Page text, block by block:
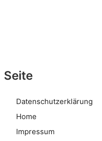
Seite
Datenschutzerklärung
Home
Impressum